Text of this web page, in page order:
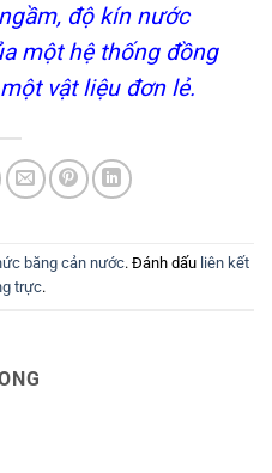
độ kín nước
một hệ thống đồng
vật liệu đơn lẻ.
băng cản nước. Đánh dấu liên kết
trực.